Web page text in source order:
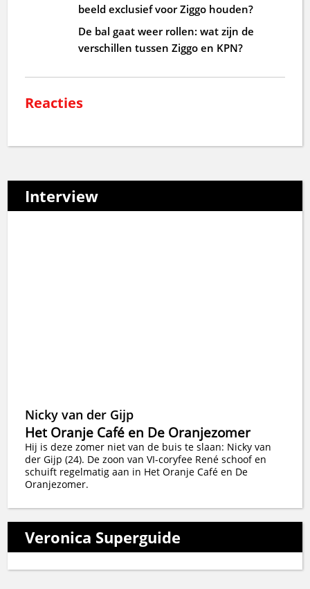
beeld exclusief voor Ziggo houden?
De bal gaat weer rollen: wat zijn de
verschillen tussen Ziggo en KPN?
Reacties
Interview
Nicky van der Gijp
Het Oranje Café en De Oranjezomer
Hij is deze zomer niet van de buis te slaan: Nicky van
der Gijp (24). De zoon van VI-coryfee René schoof en
schuift regelmatig aan in Het Oranje Café en De
Oranjezomer.
Veronica Superguide